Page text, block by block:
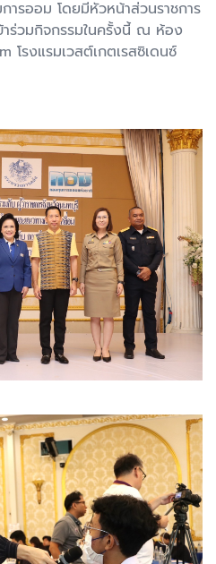
ารออม โดยมีหัวหน้าส่วนราชการ
าร่วมกิจกรรมในครั้งนี้ ณ ห้อง
รงแรมเวสต์เกตเรสซิเดนซ์